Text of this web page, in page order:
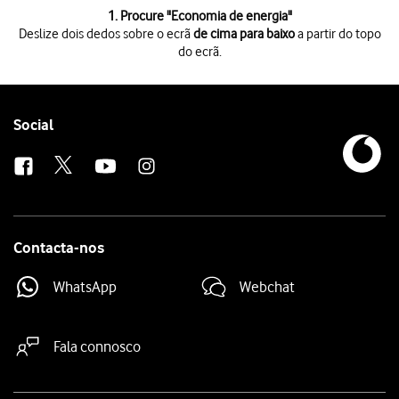
1. Procure "Economia de energia"
Deslize dois dedos sobre o ecrãde cima para baixoa partir do topo
do ecrã.
Primao ícone de definições.
PrimaEconomia de energia
Prima
o indicador sob "Economia de energia"
para ativar a função.
Prima
a tecla de início para terminar e voltar ao ecrã inicial.
Follow
Social
Contacta-nos
WhatsApp Webchat
Fala connosco